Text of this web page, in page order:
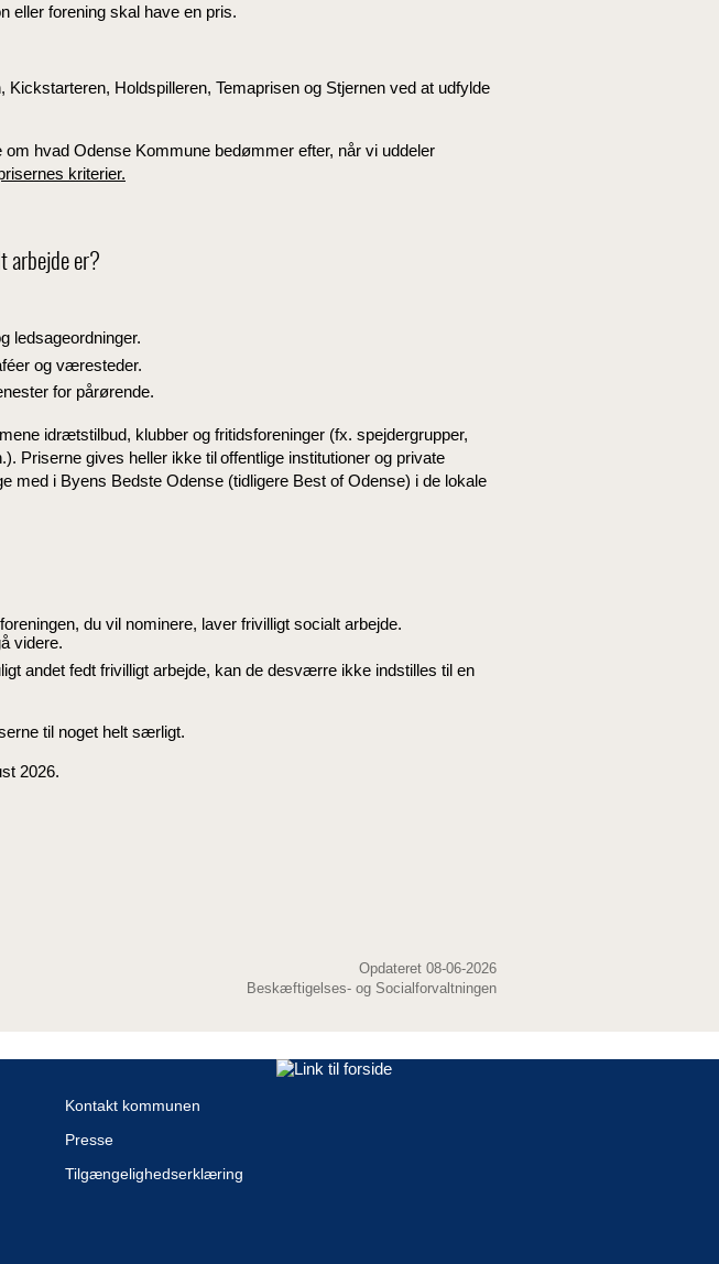
eller forening skal have en pris.
Holdspilleren, Temaprisen og Stjernen ved at udfylde
hvad Odense Kommune bedømmer efter, når vi uddeler
kriterier.
arbejde er?
ledsageordninger.
og væresteder.
for pårørende.
idrætstilbud, klubber og fritidsforeninger (fx. spejdergrupper,
Priserne gives heller ikke til offentlige institutioner og private
med i Byens Bedste Odense (tidligere Best of Odense) i de lokale
du vil nominere, laver frivilligt socialt arbejde.
videre.
andet fedt frivilligt arbejde, kan de desværre ikke indstilles til en
til noget helt særligt.
2026.
Opdateret 08-06-2026
Beskæftigelses- og Socialforvaltningen
Kontakt kommunen
Presse
Tilgængelighedserklæring